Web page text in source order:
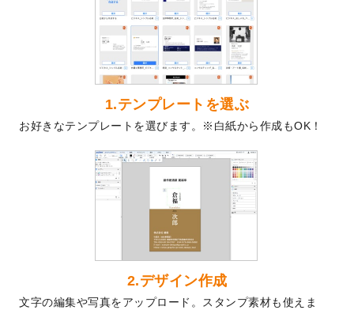
を公開いたしました。
喪中はがきのデザインテンプレート
いたしました。
2025年版1月始まりのカレンダーデザイン
テンプレート
を公開いたしました。
なりました！
プラスチックカードのデザインテンプレー
トを追加しました。
回数券のデザインテンプレート
した。
暑中見舞いのデザインテンプレート
しました。
メッセージカードのデザインテンプレート
を追加しました。
1.テンプレートを選ぶ
お好きなテンプレートを選びます。※白紙から作成もOK！
2.デザイン作成
文字の編集や写真をアップロード。スタンプ素材も使えま